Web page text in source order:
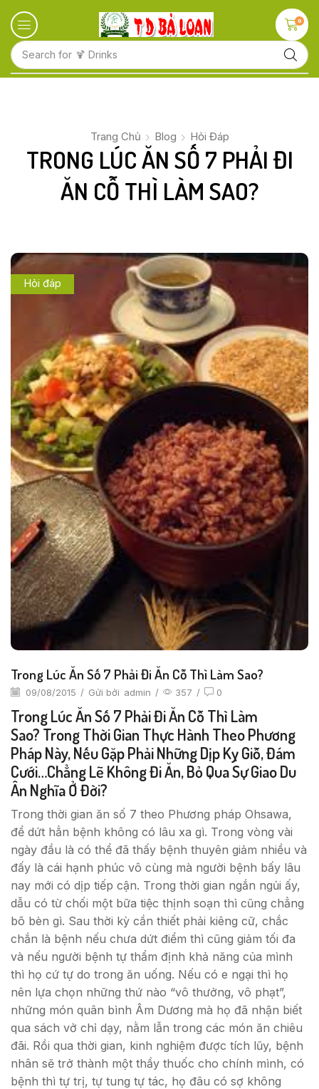
Search for 🍋 Fruits
0
Trang Chủ Blog Hỏi Đáp
TRONG LÚC ĂN SỐ 7 PHẢI ĐI
ĂN CỖ THÌ LÀM SAO?
Hỏi đáp
Trong Lúc Ăn Số 7 Phải Đi Ăn Cỗ Thì Làm Sao?
09/08/2015 / Gửi bởi admin / 357 / 0
Trong Lúc Ăn Số 7 Phải Đi Ăn Cỗ Thì Làm
Sao? Trong Thời Gian Thực Hành Theo Phương
Pháp Này, Nếu Gặp Phải Những Dịp Kỵ Giỗ, Đám
Cưới…chẳng Lẽ Không Đi Ăn, Bỏ Qua Sự Giao Du
Ân Nghĩa Ở Đời?
Trong thời gian ăn số 7 theo Phương pháp Ohsawa,
để dứt hẳn bệnh không có lâu xa gì. Trong vòng vài
ngày đầu là có thể đã thấy bệnh thuyên giảm nhiều và
đấy là cái hạnh phúc vô cùng mà người bệnh bấy lâu
nay mới có dịp tiếp cận. Trong thời gian ngắn ngủi ấy,
dẫu có từ chối một bữa tiệc thịnh soạn thì cũng chẳng
bõ bèn gì. Sau thời kỳ cần thiết phải kiêng cữ, chắc
chắn là bệnh nếu chưa dứt điểm thì cũng giảm tối đa
và nếu người bệnh tự thẩm định khả năng của mình
thì họ cứ tự do trong ăn uống. Nếu có e ngại thì họ
nên lựa chọn những thứ nào “vô thưởng, vô phạt”,
những món quân bình Âm Dương mà họ đã nhận biết
qua sách vở chỉ dạy, nằm lẫn trong các món ăn chiêu
đãi. Rồi qua thời gian, kinh nghiệm được tích lũy, bệnh
nhân sẽ trở thành một thầy thuốc cho chính mình, có
bệnh thì tự trị, tự tung tự tác, họ đâu có sợ không